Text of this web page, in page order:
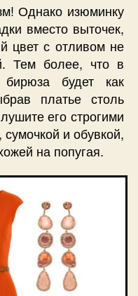
Однако изюминку
вместо выточек,
цвет с отливом не
Тем более, что в
будет как
платье столь
его строгими
и обувкой,
на попугая.